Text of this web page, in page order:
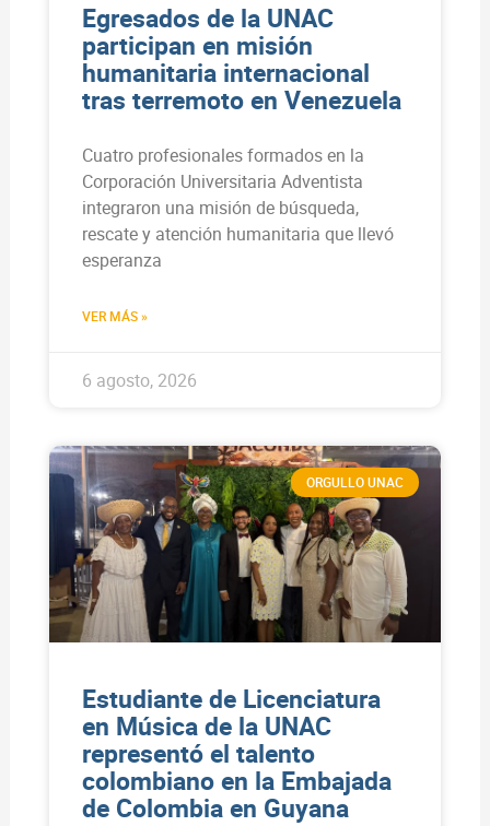
Egresados de la UNAC
participan en misión
humanitaria internacional
tras terremoto en Venezuela
Cuatro profesionales formados en la
Corporación Universitaria Adventista
integraron una misión de búsqueda,
rescate y atención humanitaria que llevó
esperanza
VER MÁS »
6 agosto, 2026
ORGULLO UNAC
Estudiante de Licenciatura
en Música de la UNAC
representó el talento
colombiano en la Embajada
de Colombia en Guyana